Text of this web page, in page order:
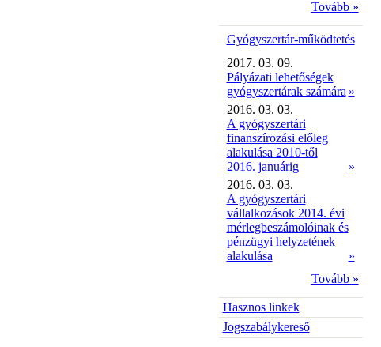
Tovább »
Gyógyszertár-működtetés
2017. 03. 09.
Pályázati lehetőségek
gyógyszertárak számára »
2016. 03. 03.
A gyógyszertári
finanszírozási előleg
alakulása 2010-től
2016. januárig
»
2016. 03. 03.
A gyógyszertári
vállalkozások 2014. évi
mérlegbeszámolóinak és
pénzügyi helyzetének
alakulása
»
Tovább »
Hasznos linkek
Jogszabálykereső